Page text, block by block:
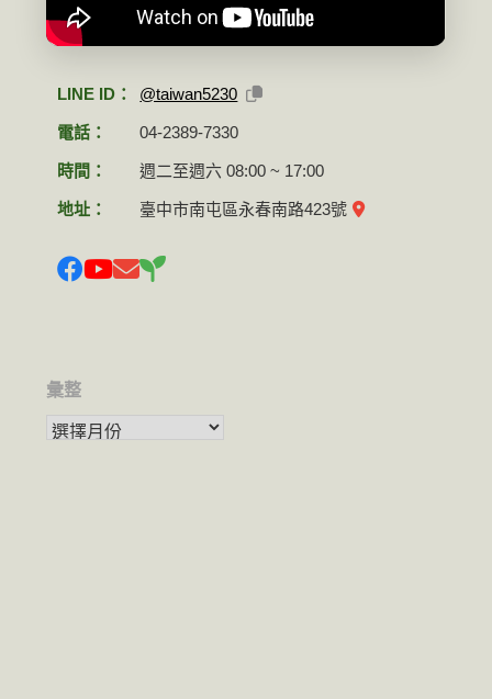
LINE ID： @taiwan5230
電話： 04-2389-7330
時間： 週二至週六 08:00 ~ 17:00
地址： 臺中市南屯區永春南路423號
彙整
彙整